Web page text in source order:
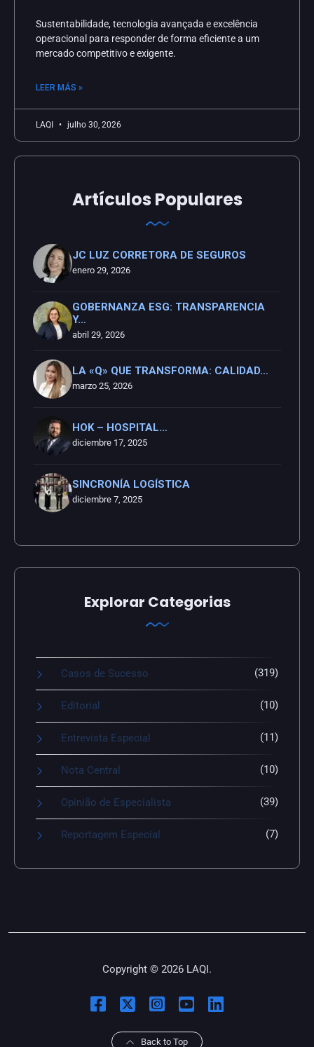
Sustentabilidade, tecnologia avançada e excelência
operacional para responder de forma eficiente a um
mercado competitivo e exigente.
LEER MÁS »
LAQI julho 30, 2026
Artículos Populares
JC LUZ CORRETORA DE SEGUROS
enero 29, 2026
GOBERNANZA ESG: TRANSPARENCIA
Y…
abril 29, 2026
LA «Q» QUE TRANSFORMA: CALIDAD…
marzo 25, 2026
HOK – HOSPITAL…
diciembre 17, 2025
SINCRONÍA LOGÍSTICA
diciembre 7, 2025
Explorar Categorias
Casos de Sucesso (319)
Editorial (10)
Entrevista Especial (11)
Nota Central (10)
Opinião de Especialista (39)
Reportagem Especial (7)
Copyright © 2026 LAQI.
Back to Top